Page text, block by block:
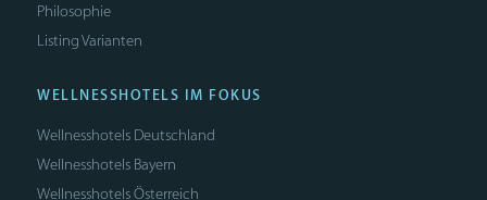
Philosophie
Listing Varianten
WELLNESSHOTELS IM FOKUS
Wellnesshotels Deutschland
Wellnesshotels Bayern
Wellnesshotels Österreich